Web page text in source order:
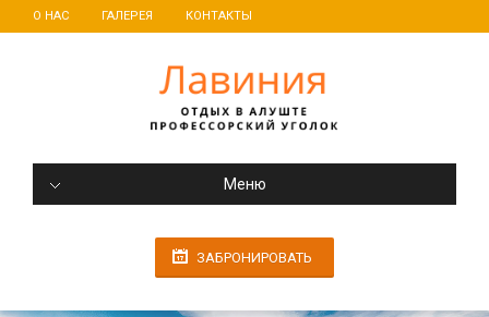
О НАС ГАЛЕРЕЯ КОНТАКТЫ
Меню
ЗАБРОНИРОВАТЬ